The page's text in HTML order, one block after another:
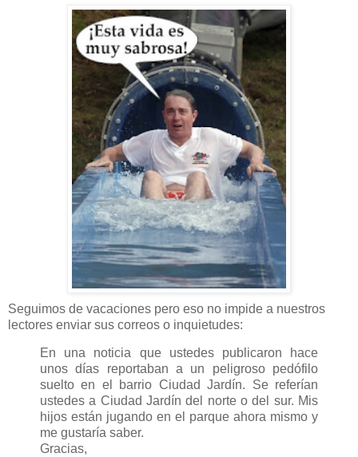
Seguimos de vacaciones pero eso no impide a nuestros
lectores enviar sus correos o inquietudes:
En una noticia que ustedes publicaron hace
unos días reportaban a un peligroso pedófilo
suelto en el barrio Ciudad Jardín. Se referían
ustedes a Ciudad Jardín del norte o del sur. Mis
hijos están jugando en el parque ahora mismo y
me gustaría saber.
Gracias,